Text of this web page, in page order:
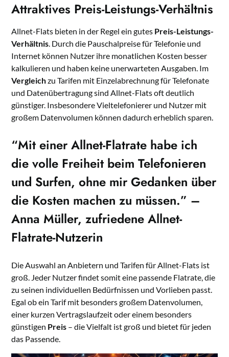
Attraktives Preis-Leistungs-Verhältnis
Allnet-Flats bieten in der Regel ein gutes Preis-Leistungs-
Verhältnis. Durch die Pauschalpreise für Telefonie und
Internet können Nutzer ihre monatlichen Kosten besser
kalkulieren und haben keine unerwarteten Ausgaben. Im
Vergleichzu Tarifen mit Einzelabrechnung für Telefonate
und Datenübertragung sind Allnet-Flats oft deutlich
günstiger. Insbesondere Vieltelefonierer und Nutzer mit
großem Datenvolumen können dadurch erheblich sparen.
“Mit einer Allnet-Flatrate habe ich
die volle Freiheit beim Telefonieren
und Surfen, ohne mir Gedanken über
die Kosten machen zu müssen.” –
Anna Müller, zufriedene Allnet-
Flatrate-Nutzerin
Die Auswahl an Anbietern und Tarifen für Allnet-Flats ist
groß. Jeder Nutzer findet somit eine passende Flatrate, die
zu seinen individuellen Bedürfnissen und Vorlieben passt.
Egal ob ein Tarif mit besonders großem Datenvolumen,
einer kurzen Vertragslaufzeit oder einem besonders
günstigen Preis – die Vielfalt ist groß und bietet für jeden
das Passende.